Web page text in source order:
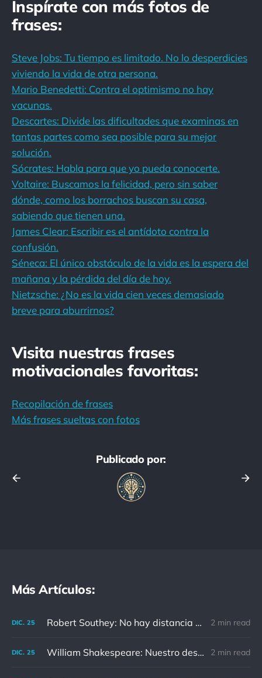
Inspírate con más fotos de
frases:
Steve Jobs: Tu tiempo es limitado. No lo desperdicies
viviendo la vida de otra persona.
Mario Benedetti: Contra el optimismo no hay
vacunas.
Descartes: Divide las dificultades que examinas en
tantas partes como sea posible para su mejor
solución.
Sócrates: Habla para que yo pueda conocerte.
Voltaire: Buscamos la felicidad, pero sin saber
dónde, como los borrachos buscan su casa,
sabiendo que tienen una.
James Clear: Escribir es el antídoto contra la
confusión.
Séneca: El único obstáculo de la vida es la espera del
mañana y la pérdida del día de hoy.
Nietzsche: ¿No es la vida cien veces demasiado
breve para aburrirnos?
Visita nuestras frases
motivacionales favoritas:
Recopilación de frases
Más frases sueltas con fotos
Publicado por:
Más Artículos:
DIC. 25 Robert Southey: No hay distancia o tiempo que pueda disminuir la amistad de aquellos que están completamente convencidos del valor del otro 2 min read
DIC. 25 William Shakespeare: Nuestro destino está en las estrellas, así que levantemos nuestros ojos al cielo 2 min read